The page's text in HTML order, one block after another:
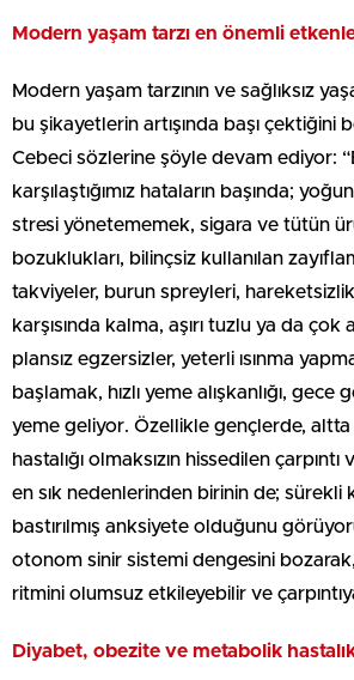
Modern yaşam tarzı en önemli
Modern yaşam tarzının ve sağlıksız
bu şikayetlerin artışında başı çektiğini
Cebeci sözlerine şöyle devam ediyor:
karşılaştığımız hataların başında;
stresi yönetememek, sigara ve tütün
bozuklukları, bilinçsiz kullanılan
takviyeler, burun spreyleri,
karşısında kalma, aşırı tuzlu ya da çok
plansız egzersizler, yeterli ısınma
başlamak, hızlı yeme alışkanlığı,
yeme geliyor. Özellikle gençlerde,
hastalığı olmaksızın hissedilen çarpıntı
en sık nedenlerinden birinin de; sürekli
bastırılmış anksiyete olduğunu
otonom sinir sistemi dengesini
ritmini olumsuz etkileyebilir ve
Diyabet, obezite ve metabolik